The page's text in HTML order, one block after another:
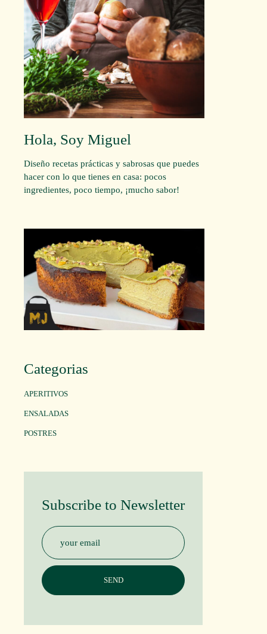
Hola, Soy Miguel
Diseño recetas prácticas y sabrosas que puedes
hacer con lo que tienes en casa: pocos
ingredientes, poco tiempo, ¡mucho sabor!
Categorias
APERITIVOS
ENSALADAS
POSTRES
Subscribe to Newsletter